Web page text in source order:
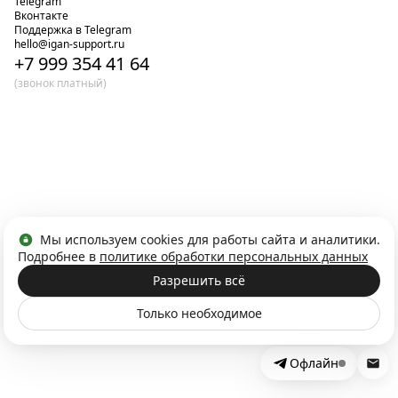
Офлайн
Мы используем cookies для работы сайта и аналитики.
Подробнее в политике обработки персональных данных
Разрешить всё
Только необходимое
Вконтакте
Поддержка в Telegram
hello@igan-support.ru
+7 999 354 41 64
(звонок платный)